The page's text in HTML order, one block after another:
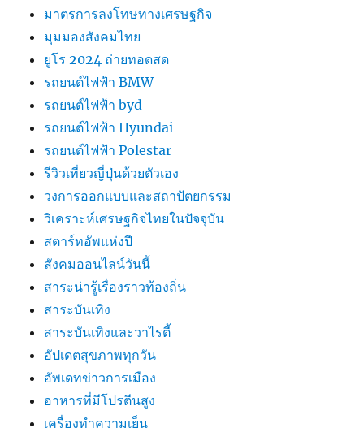
มาตรการลงโทษทางเศรษฐกิจ
มุมมองสังคมไทย
ยูโร 2024 ถ่ายทอดสด
รถยนต์ไฟฟ้า BMW
รถยนต์ไฟฟ้า byd
รถยนต์ไฟฟ้า Hyundai
รถยนต์ไฟฟ้า Polestar
รีวิวเที่ยวญี่ปุ่นด้วยตัวเอง
วงการออกแบบและสถาปัตยกรรม
วิเคราะห์เศรษฐกิจไทยในปัจจุบัน
สตาร์ทอัพแห่งปี
สังคมออนไลน์วันนี้
สาระน่ารู้เรื่องราวท้องถิ่น
สาระบันเทิง
สาระบันเทิงและวาไรตี้
อัปเดตสุขภาพทุกวัน
อัพเดทข่าวการเมือง
อาหารที่มีโปรตีนสูง
เครื่องทำความเย็น